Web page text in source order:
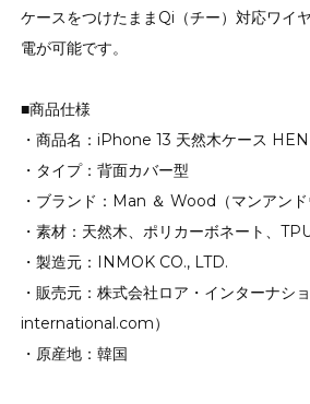
ケースをつけたままQi（チー）対応ワイ
電が可能です。
■商品仕様
・商品名：iPhone 13 天然木ケース
・タイプ：背面カバー型
・ブランド：Man ＆ Wood（マンアンド
・素材：天然木、ポリカーボネート、
・製造元：INMOK CO., LTD.
・販売元：株式会社ロア・インターナ
international.com）
・原産地：韓国